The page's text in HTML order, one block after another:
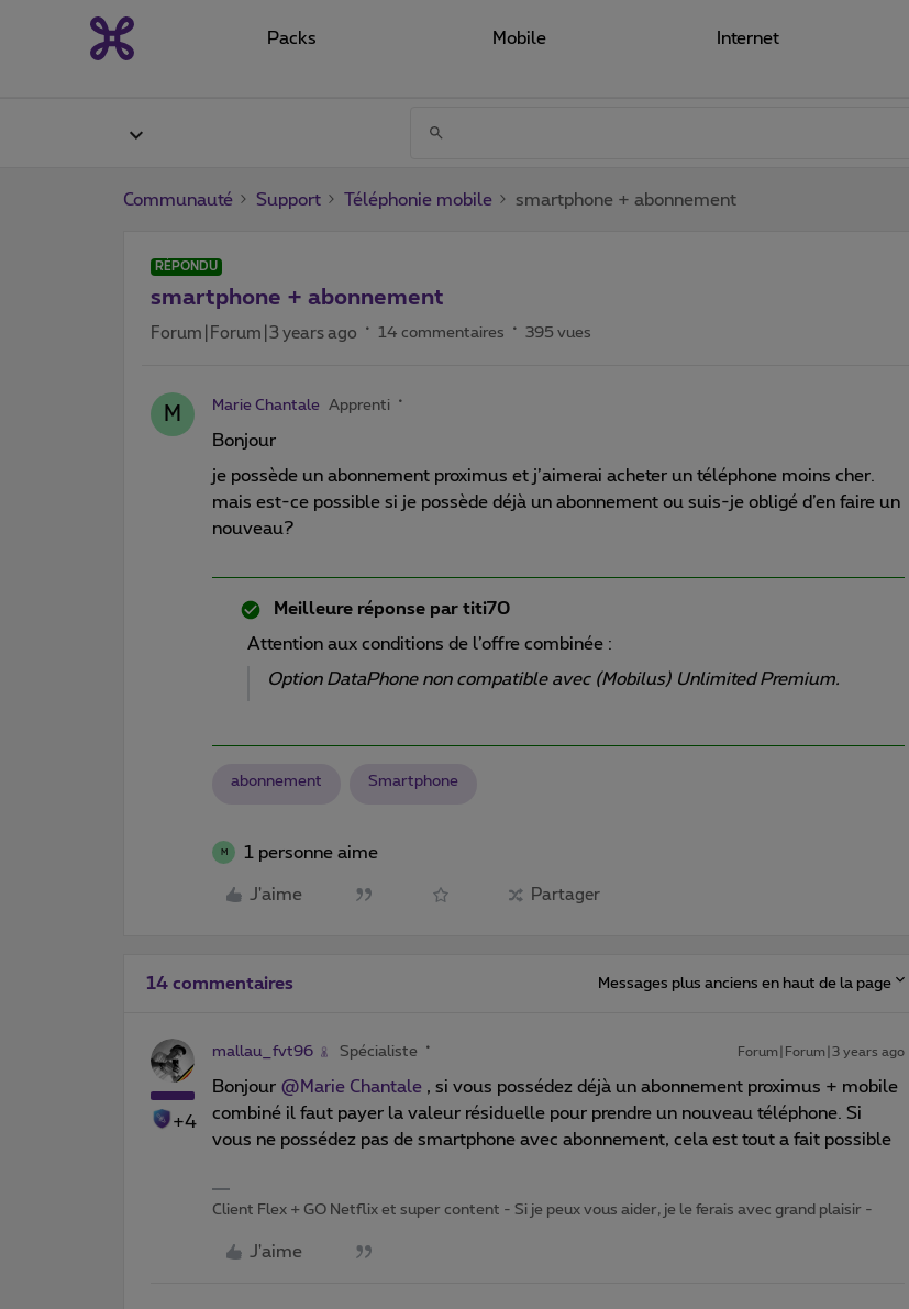
Packs Mobile Internet
Communauté Support Téléphonie mobile smartphone + abonnement
RÉPONDU
smartphone + abonnement
Forum|Forum|3 years ago 14 commentaires 395 vues
M Marie Chantale Apprenti
Bonjour
je possède un abonnement proximus et j’aimerai acheter un téléphone moins cher.
mais est-ce possible si je possède déjà un abonnement ou suis-je obligé d’en faire un
nouveau?
Meilleure réponse par titi70
Attention aux conditions de l’offre combinée :
Option DataPhone non compatible avec (Mobilus) Unlimited Premium.
abonnement Smartphone
M 1 personne aime
J'aime Partager
14 commentaires Messages plus anciens en haut de la page
+4
mallau_fvt96 Spécialiste Forum|Forum|3 years ago
Bonjour @Marie Chantale , si vous possédez déjà un abonnement proximus + mobile
combiné il faut payer la valeur résiduelle pour prendre un nouveau téléphone. Si
vous ne possédez pas de smartphone avec abonnement, cela est tout a fait possible
Client Flex + GO Netflix et super content - Si je peux vous aider, je le ferais avec grand plaisir -
J'aime